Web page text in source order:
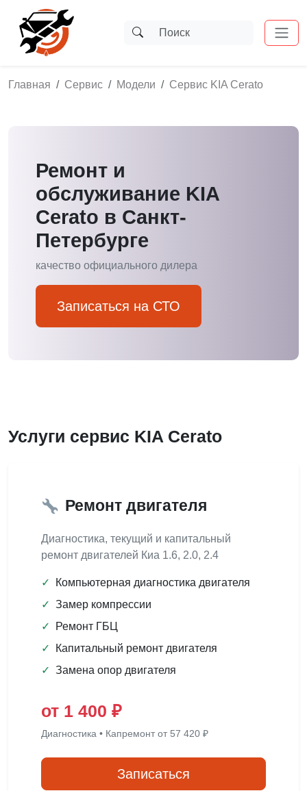
Главная Сервис Модели Сервис KIA Cerato
Ремонт и
обслуживание KIA
Cerato в Санкт-
Петербурге
качество официального дилера
Записаться на СТО
Услуги сервис KIA Cerato
Ремонт двигателя
Диагностика, текущий и капитальный
ремонт двигателей Киа 1.6, 2.0, 2.4
✓
Компьютерная диагностика двигателя
✓ Замер компрессии
✓
Ремонт ГБЦ
✓
Капитальный ремонт двигателя
✓ Замена опор двигателя
от 1 400 ₽
Диагностика • Капремонт от 57 420 ₽
Записаться